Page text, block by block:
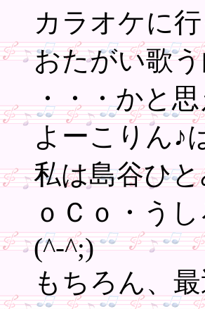
カラオケに
おたがい歌
・・・かと
よーこりん♪
私は島谷ひ
ｏＣｏ・う
(^-^;)
もちろん、